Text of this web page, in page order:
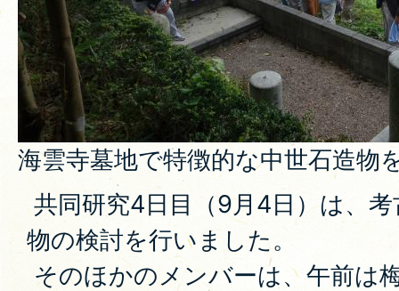
海雲寺墓地で特徴的な中世石造物
共同研究4日目（9月4日）は、
物の検討を行いました。
そのほかのメンバーは、午前は